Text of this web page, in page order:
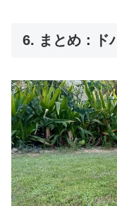
6. まとめ：ド